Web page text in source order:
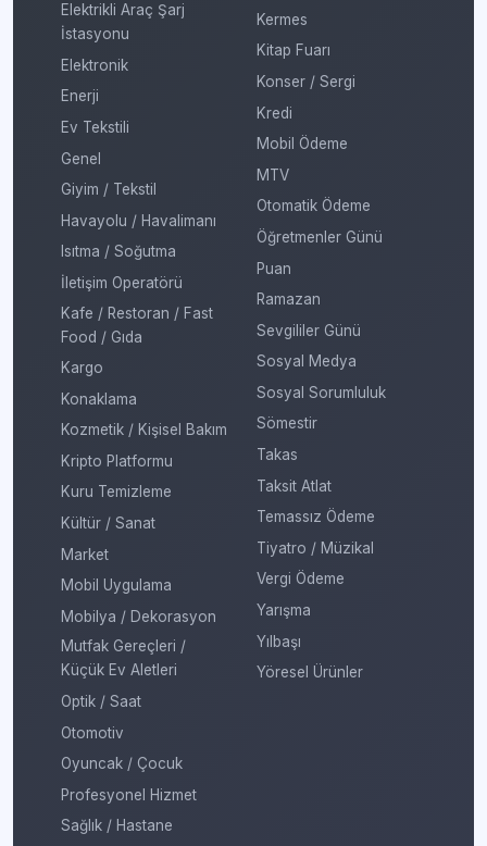
Elektrikli Araç Şarj
İstasyonu
Elektronik
Enerji
Ev Tekstili
Genel
Giyim / Tekstil
Havayolu / Havalimanı
Isıtma / Soğutma
İletişim Operatörü
Kafe / Restoran / Fast
Food / Gıda
Kargo
Konaklama
Kozmetik / Kişisel Bakım
Kripto Platformu
Kuru Temizleme
Kültür / Sanat
Market
Mobil Uygulama
Mobilya / Dekorasyon
Mutfak Gereçleri /
Küçük Ev Aletleri
Optik / Saat
Otomotiv
Oyuncak / Çocuk
Profesyonel Hizmet
Sağlık / Hastane
Kermes
Kitap Fuarı
Konser / Sergi
Kredi
Mobil Ödeme
MTV
Otomatik Ödeme
Öğretmenler Günü
Puan
Ramazan
Sevgililer Günü
Sosyal Medya
Sosyal Sorumluluk
Sömestir
Takas
Taksit Atlat
Temassız Ödeme
Tiyatro / Müzikal
Vergi Ödeme
Yarışma
Yılbaşı
Yöresel Ürünler